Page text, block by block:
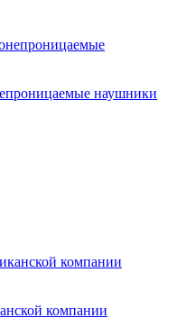
наушники
компании